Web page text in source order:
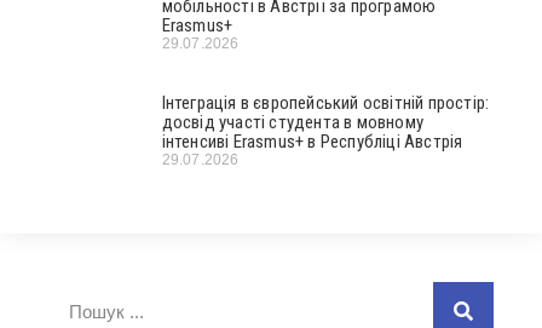
мобільності в Австрії за програмою
Erasmus+
29.07.2026
Інтеграція в європейський освітній простір:
досвід участі студента в мовному
інтенсиві Erasmus+ в Республіці Австрія
29.07.2026